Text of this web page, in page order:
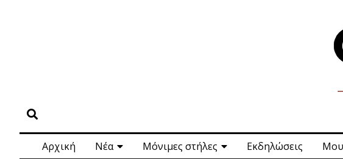
Αρχική Νέα Μόνιμες στήλες Εκδηλώσεις